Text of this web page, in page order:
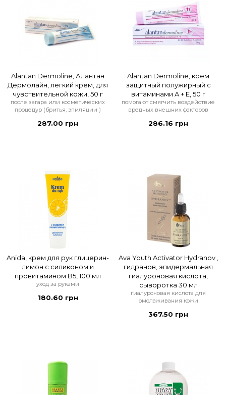
Alantan Dermoline, Алантан
Дермолайн, легкий крем, для
чувствительной кожи, 50 г
после загара или косметических
процедур (бритья, эпиляции )
287.00 грн
Alantan Dermoline, крем
защитный полужирный с
витаминами A + E, 50 г
помогают смягчить воздействие
вредных внешних факторов
286.16 грн
Anida, крем для рук глицерин-
лимон с силиконом и
провитамином B5, 100 мл
уход за руками
180.60 грн
Ava Youth Activator Hydranov ,
гидранов, эпидермальная
гиалуроновая кислота,
сыворотка 30 мл
гиалуроновая кислота для
омолаживания кожи
367.50 грн